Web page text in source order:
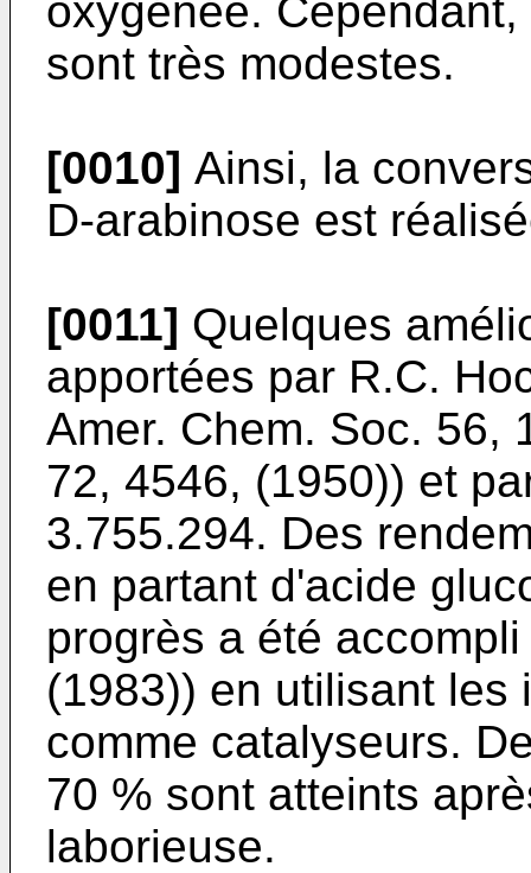
oxygénée.
sont très modestes.
[0010] Ainsi, la
D-arabinose est
[0011] Quelques
apportées par R.C.
Amer. Chem. Soc. 56,
72, 4546, (1950)) et
3.755.294. Des
en partant d'acide
progrès a été
(1983)) en utilisant les
comme catalyseurs.
70 % sont atteints
laborieuse.